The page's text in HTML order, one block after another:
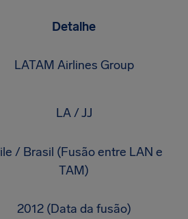
Detalhe
LATAM Airlines Group
LA / JJ
/ Brasil (Fusão entre LAN e
TAM)
2012 (Data da fusão)